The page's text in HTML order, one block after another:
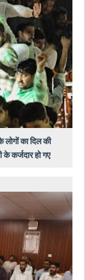
का दिल की
कर्जदार हो गए